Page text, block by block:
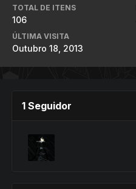
TOTAL DE ITENS
106
ÚLTIMA VISITA
Outubro 18, 2013
1 Seguidor